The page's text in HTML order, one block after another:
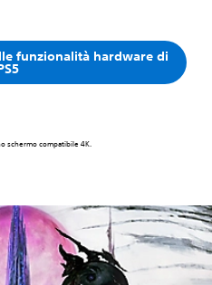
funzionalità hardware di
schermo compatibile 4K.